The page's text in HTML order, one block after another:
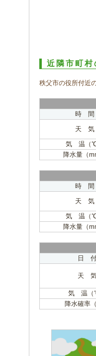
近隣市町
秩父市の役所付近
時 間
天 気
気 温（℃
降水量（
時 間
天 気
気 温（℃
降水量（
日
天
気 温（
降水確率（